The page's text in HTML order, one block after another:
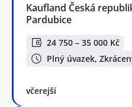
Kaufland Česká
Pardubice
24 750 – 35 000 Kč
Plný úvazek,
včerejší